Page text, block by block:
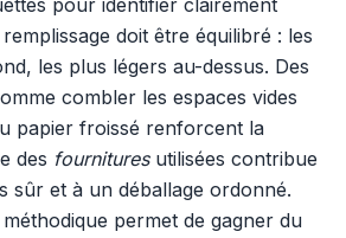
pour identifier clairement
doit être équilibré : les
les plus légers au-dessus. Des
combler les espaces vides
papier froissé renforcent la
des fournituresutilisées contribue
sûr et à un déballage ordonné.
méthodique permet de gagner du